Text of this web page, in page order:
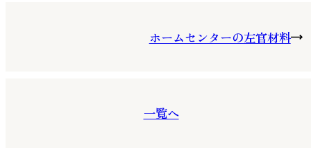
一覧へ
ホームセンターの左官材料